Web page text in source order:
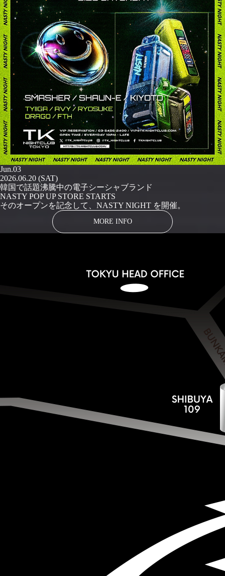
Jun.03
2026.06.20 (SAT)
韓国で話題沸騰中の電子シーシャブランド
NASTY POP UP STORE STARTS
そのオープンを記念して、NASTY NIGHT を開催。
MORE INFO